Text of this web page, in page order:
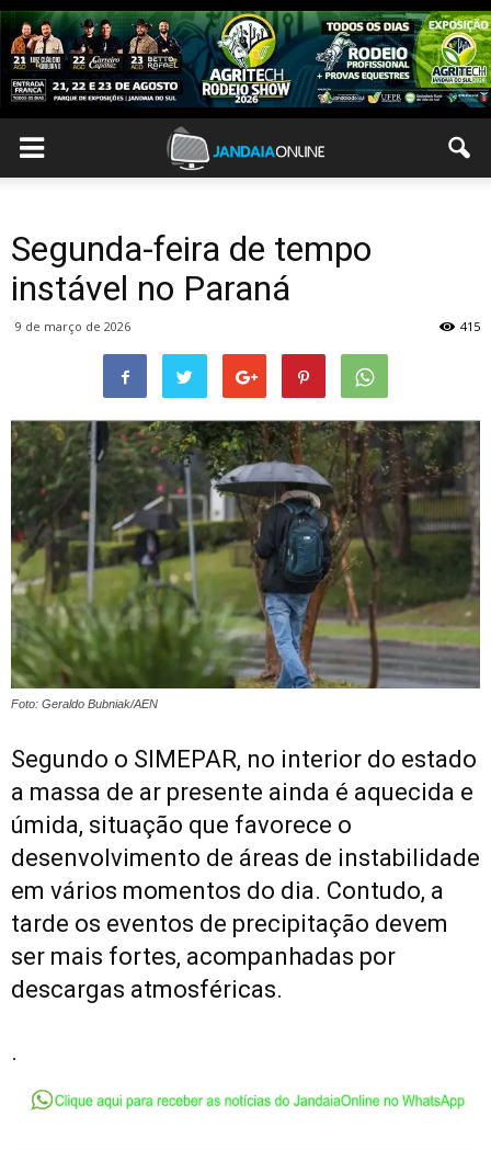
Segunda-feira de tempo
instável no Paraná
9 de março de 2026 415
Foto: Geraldo Bubniak/AEN
Segundo o SIMEPAR, no interior do estado
a massa de ar presente ainda é aquecida e
úmida, situação que favorece o
desenvolvimento de áreas de instabilidade
em vários momentos do dia. Contudo, a
tarde os eventos de precipitação devem
ser mais fortes, acompanhadas por
descargas atmosféricas.
.